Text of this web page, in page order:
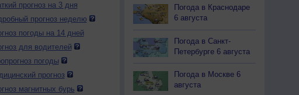
прогноз на 3 дня
прогноз неделю
погоды на 14 дней
для водителей
погоды
прогноз
магнитных бурь
Погода в Краснодаре
6 августа
Погода в Санкт-
Петербурге 6 августа
Погода в Москве 6
августа